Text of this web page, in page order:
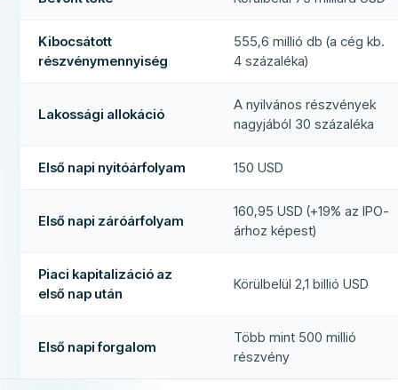
Kibocsátott
részvénymennyiség
555,6 millió db (a cég kb.
4 százaléka)
Lakossági allokáció
A nyilvános részvények
nagyjából 30 százaléka
Első napi nyitóárfolyam 150 USD
Első napi záróárfolyam
160,95 USD (+19% az IPO-
árhoz képest)
Piaci kapitalizáció az
első nap után
Körülbelül 2,1 billió USD
Első napi forgalom
Több mint 500 millió
részvény